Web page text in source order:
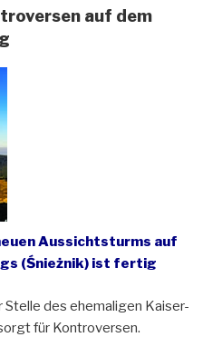
auf dem
Aussichtsturms auf
(Śnieżnik) ist fertig
Stelle des ehemaligen Kaiser-
für Kontroversen.